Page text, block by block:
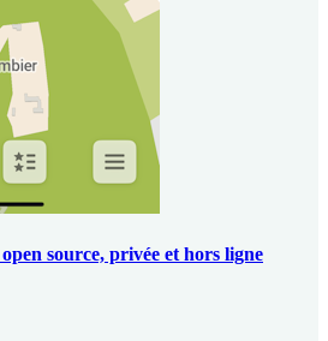
source, privée et hors ligne